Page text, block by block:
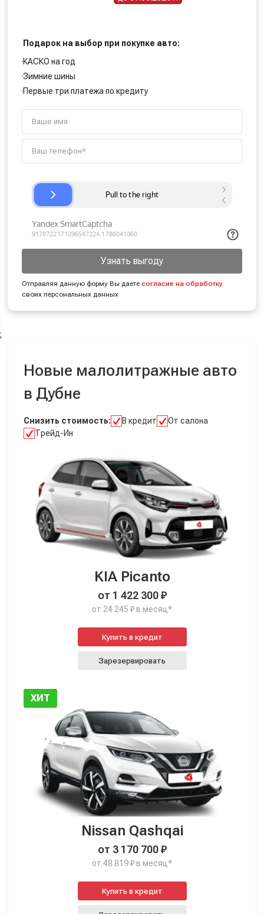
Подарок на выбор при покупке авто:
КАСКО на год
Зимние шины
Первые три платежа по кредиту
Узнать выгоду
Отправляя данную форму Вы даетесогласие на обработку
своих персональных данных
;
Новые малолитражные авто
в Дубне
Снизить стоимость: В кредит
От салона
Трейд-Ин
KIA Picanto
от 1 422 300 ₽
от 24 245 ₽ в месяц*
Купить в кредит
Зарезервировать
ХИТ
Nissan Qashqai
от 3 170 700 ₽
от 48 819 ₽ в месяц*
Купить в кредит